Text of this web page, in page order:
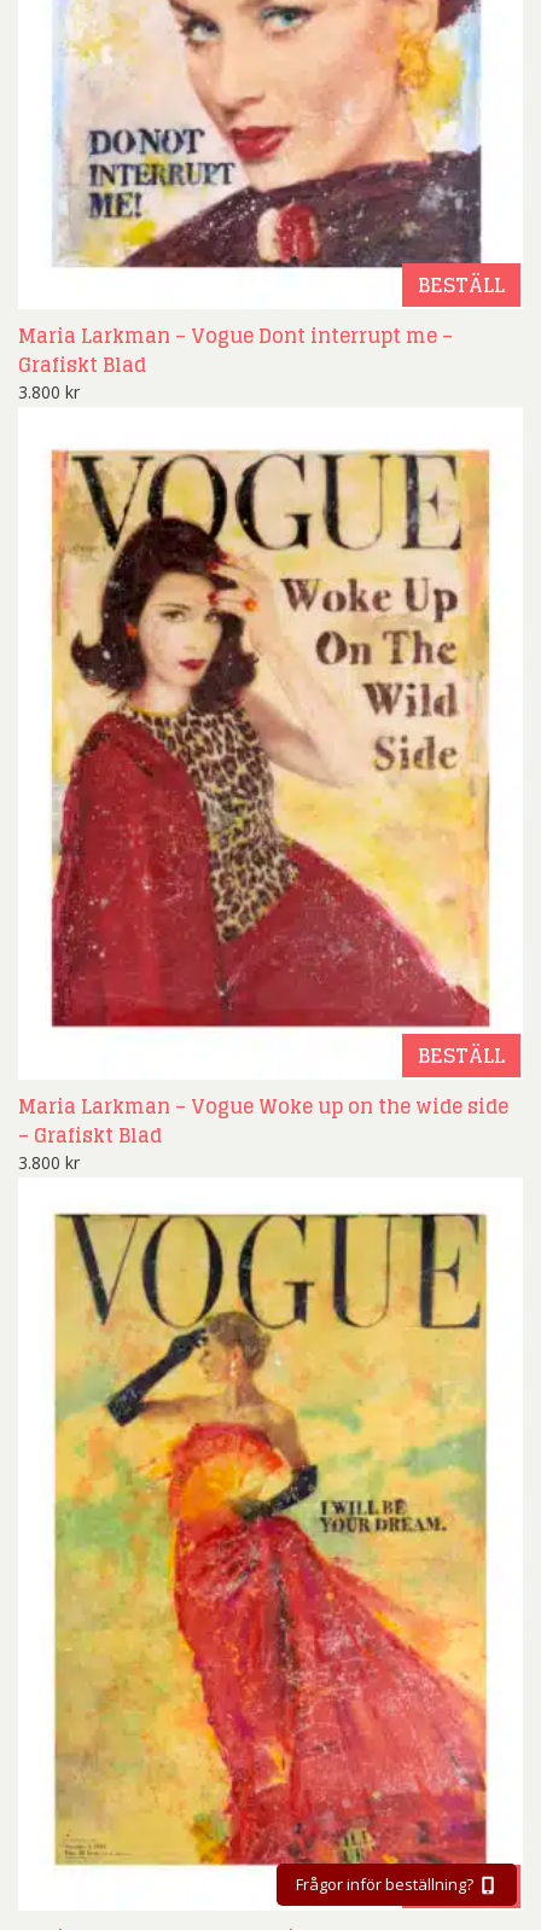
BESTÄLL
Maria Larkman – Vogue Dont interrupt me –
Grafiskt Blad
3.800 kr
BESTÄLL
Maria Larkman – Vogue Woke up on the wide side
– Grafiskt Blad
3.800 kr
BESTÄLL
Frågor inför beställning?